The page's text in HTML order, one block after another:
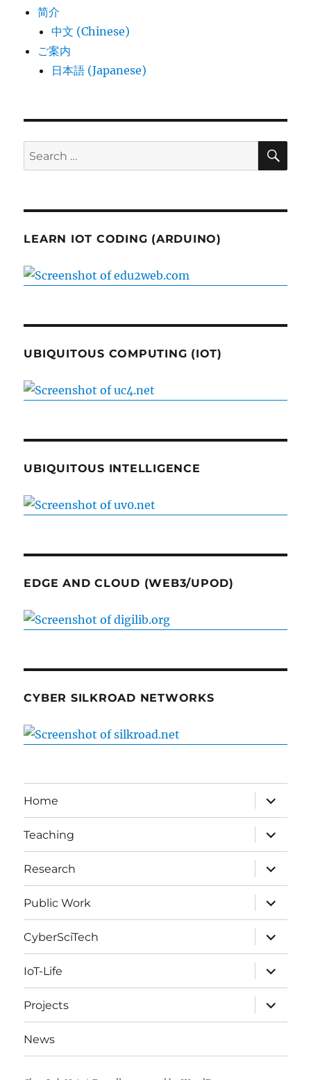
简介
中文 (Chinese)
ご案内
日本語 (Japanese)
Search
for:
LEARN IOT CODING (ARDUINO)
UBIQUITOUS COMPUTING (IOT)
UBIQUITOUS INTELLIGENCE
EDGE AND CLOUD (WEB3/UPOD)
CYBER SILKROAD NETWORKS
Home
expand
child
menu
Teaching
expand
child
menu
Research
expand
child
menu
Public Work
expand
child
menu
CyberSciTech
expand
child
menu
IoT-Life
expand
child
menu
Projects
expand
child
menu
News